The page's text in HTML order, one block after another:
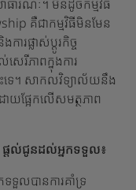
ធារណៈ។ មិនដូចកម្មវិធី
គឺជាកម្មវិធីមិនមែន
ារផ្លាស់ប្តូរកិច្ច
េរីភាពក្នុងការ
ទេ។ សាកលវិទ្យាល័យនឹង
ផ្អែកលើសមត្ថភាព
តល់ជូនដល់អ្នកទទួល៖
ទួលបានការគាំទ្រ